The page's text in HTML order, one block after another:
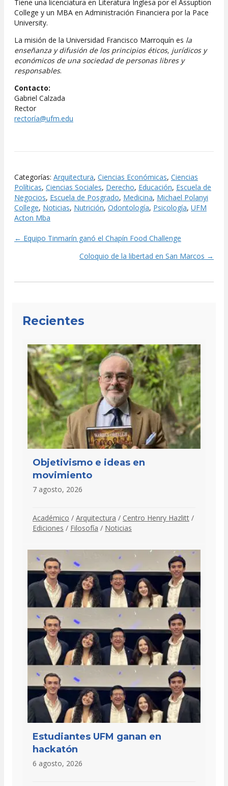
Tiene una licenciatura en Literatura Inglesa por el Assuption
College y un MBA en Administración Financiera por la Pace
University.
La misión de la Universidad Francisco Marroquín es la
enseñanza y difusión de los principios éticos, jurídicos y
económicos de una sociedad de personas libres y
responsables.
Contacto:
Gabriel Calzada
Rector
rectoría@ufm.edu
Categorías: Arquitectura, Ciencias Económicas, Ciencias
Políticas, Ciencias Sociales, Derecho, Educación, Escuela de
Negocios, Escuela de Posgrado, Medicina, Michael Polanyi
College, Noticias, Nutrición, Odontología, Psicología, UFM
Acton Mba
Posts
navigation
← Equipo Tinmarín ganó el Chapín Food Challenge
Coloquio de la libertad en San Marcos →
Recientes
Objetivismo e ideas en
movimiento
7 agosto, 2026
Académico / Arquitectura / Centro Henry Hazlitt /
Ediciones / Filosofía / Noticias
Estudiantes UFM ganan en
hackatón
6 agosto, 2026